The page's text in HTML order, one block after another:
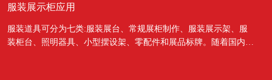
服装展示柜应用
服装道具可分为七类:服装展台、常规展柜制作、服装展示架、服
装柜台、照明器具、小型摆设架、零配件和展品标牌。随着国内经